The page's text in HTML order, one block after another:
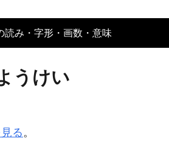
読み・字形・画数・意味
うけい
る。